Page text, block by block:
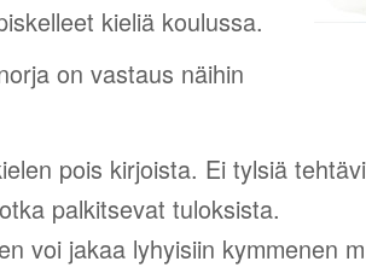
kieliä koulussa.
on vastaus näihin
pois kirjoista. Ei tylsiä
palkitsevat tuloksista.
voi jakaa lyhyisiin kymmenen